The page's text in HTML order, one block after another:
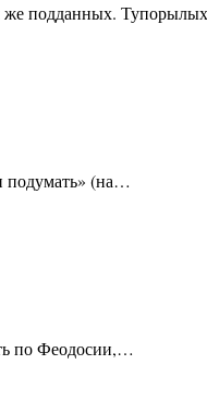
же подданных.
подумать» (на…
по Феодосии,…